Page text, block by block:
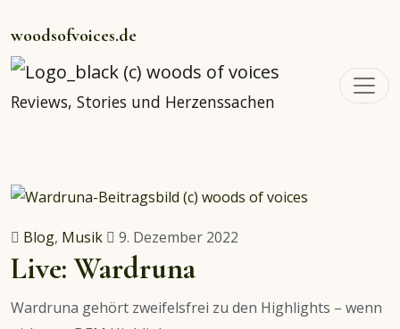
woodsofvoices.de
Reviews, Stories und Herzenssachen
Blog, Musik 9. Dezember 2022
Live: Wardruna
Wardruna gehört zweifelsfrei zu den Highlights – wenn